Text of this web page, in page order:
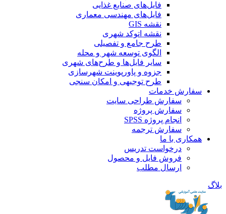
فایل‌های صنایع غذایی
فایل‌های مهندسی معماری
نقشه GIS
نقشه اتوکد شهری
طرح جامع و تفصیلی
الگوی توسعه شهر و محله
سایر فایل‌ها و طرح‌های شهری
جزوه و پاورپوینت شهرسازی
طرح توجیهی و امکان سنجی
سفارش خدمات
سفارش طراحی سایت
سفارش پروژه
انجام پروژه SPSS
سفارش ترجمه
همکاری با ما
درخواست تدریس
فروش فایل و محصول
ارسال مطلب